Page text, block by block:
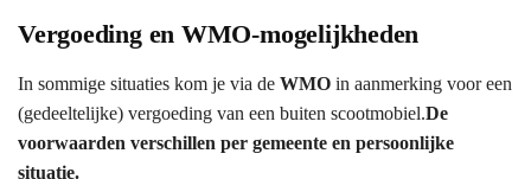
Vergoeding en WMO-mogelijkheden
In sommige situaties kom je via de WMO in aanmerking voor een
(gedeeltelijke) vergoeding van een buiten scootmobiel.De
voorwaarden verschillen per gemeente en persoonlijke
situatie.